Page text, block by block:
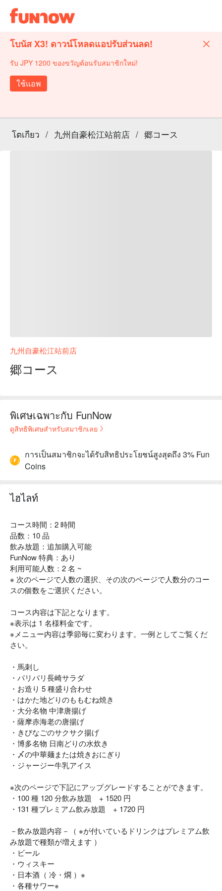
โบนัส X3! ดาวน์โหลดแอปรับส่วนลด!
รับ JPY 1200 ของขวัญต้อนรับสมาชิกใหม่!
ใช้แอพ
โตเกียว / 九州自豪松江站前店 / 郷コース
九州自豪松江站前店
郷コース
พิเศษเฉพาะกับ FunNow
ดูสิทธิพิเศษสำหรับสมาชิกเลย
การเป็นสมาชิกจะได้รับสิทธิประโยชน์สูงสุดถึง 3% Fun
Coins
ไฮไลท์
コース時間：2 時間
品数：10 品
飲み放題：追加購入可能
FunNow 特典：あり
利用可能人数：2 名 ~
※ 次のページで人数の選択、その次のページで人数分のコー
スの個数をご選択ください。
コース内容は下記となります。
※表示は 1 名様料金です。
※メニュー内容は季節毎に変わります。一例としてご覧くだ
さい。
・馬刺し
・パリパリ長崎サラダ
・お造り 5 種盛り合わせ
・はかた地どりのももむね焼き
・大分名物 中津唐揚げ
・薩摩赤海老の唐揚げ
・きびなごのサクサク揚げ
・博多名物 日南どりの水炊き
・〆の中華麺または焼きおにぎり
・ジャージー牛乳アイス
※次のページで下記にアップグレードすることができます。
・100 種 120 分飲み放題 + 1520 円
・131 種プレミアム飲み放題 + 1720 円
－飲み放題内容－（ ※が付いているドリンクはプレミアム飲
み放題で種類が増えます ）
・ビール
・ウィスキー
・日本酒（ 冷・燗 ）※
・各種サワー※